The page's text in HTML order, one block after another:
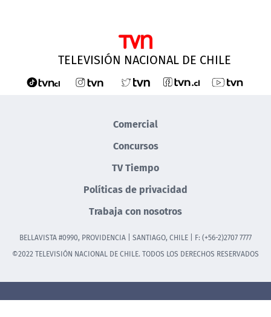
TELEVISIÓN NACIONAL DE CHILE
Comercial
Concursos
TV Tiempo
Políticas de privacidad
Trabaja con nosotros
BELLAVISTA #0990, PROVIDENCIA | SANTIAGO, CHILE | F: (+56-2)2707 7777
©2022 TELEVISIÓN NACIONAL DE CHILE. TODOS LOS DERECHOS RESERVADOS